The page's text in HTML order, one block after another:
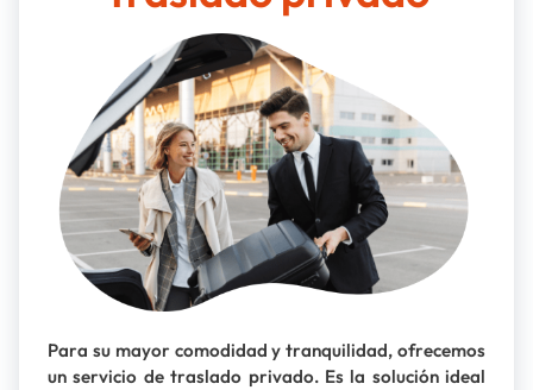
Para su mayor comodidad y tranquilidad, ofrecemos
un servicio de traslado privado. Es la solución ideal